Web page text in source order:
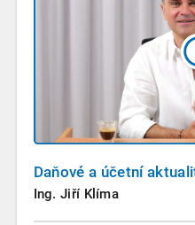
Daňové a účetní
Ing. Jiří Klíma